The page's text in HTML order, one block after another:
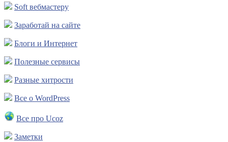
Soft вебмастеру
Заработай на сайте
Блоги и Интернет
Полезные сервисы
Разные хитрости
Все о WordPress
Все про Ucoz
Заметки